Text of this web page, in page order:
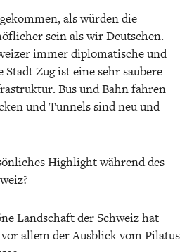
als würden die
sein als wir Deutschen.
immer diplomatische und
Zug ist eine sehr saubere
Bus und Bahn fahren
und Tunnels sind neu und
Highlight während des
Landschaft der Schweiz hat
allem der Ausblick vom Pilatus